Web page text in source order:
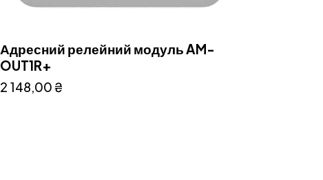
Адресний релейний модуль AM-
OUT1R+
2 148,00₴